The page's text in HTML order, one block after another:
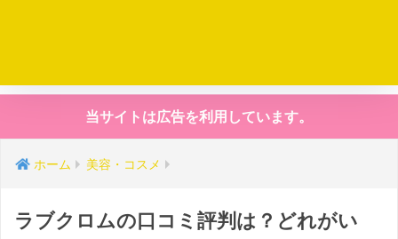
当サイトは広告を利用しています。
ホーム 美容・コスメ
ラブクロムの口コミ評判は？どれがい